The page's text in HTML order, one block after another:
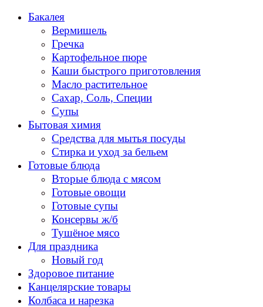
Перейти
содержанию
Бакалея
Вермишель
Гречка
Картофельное пюре
Каши быстрого приготовления
Масло растительное
Сахар, Соль, Специи
Супы
Бытовая химия
Средства для мытья посуды
Стирка и уход за бельем
Готовые блюда
Вторые блюда с мясом
Готовые овощи
Готовые супы
Консервы ж/б
Тушёное мясо
Для праздника
Новый год
Здоровое питание
Канцелярские товары
Колбаса и нарезка